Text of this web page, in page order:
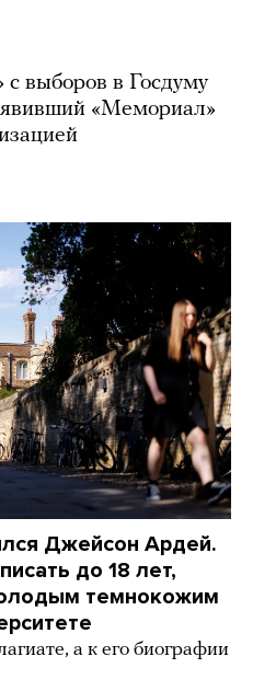
с выборов в Госдуму
«Мемориал»
Джейсон Ардей.
до 18 лет,
темнокожим
а к его биографии